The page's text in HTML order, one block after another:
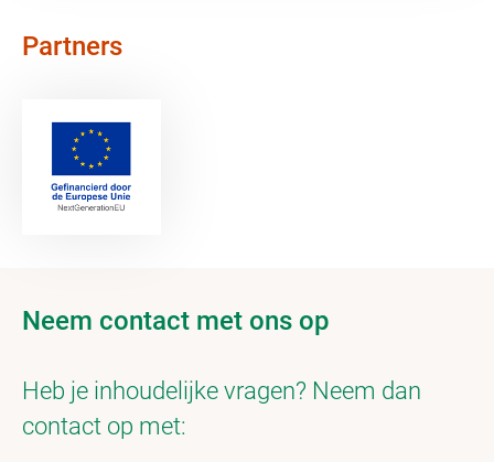
Partners
Neem contact met ons op
Heb je inhoudelijke vragen? Neem dan
contact op met: